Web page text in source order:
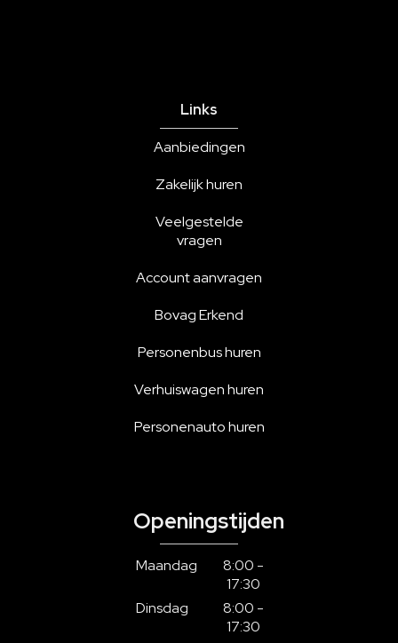
Links
Aanbiedingen
Zakelijk huren
Veelgestelde
vragen
Account aanvragen
Bovag Erkend
Personenbus huren
Verhuiswagen huren
Personenauto huren
Openingstijden
Maandag
8:00 -
17:30
Dinsdag
8:00 -
17:30